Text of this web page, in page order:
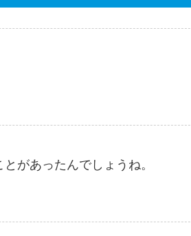
があったんでしょうね。